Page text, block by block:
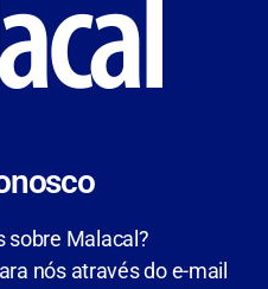
sobre Malacal?
nós através do e-mail